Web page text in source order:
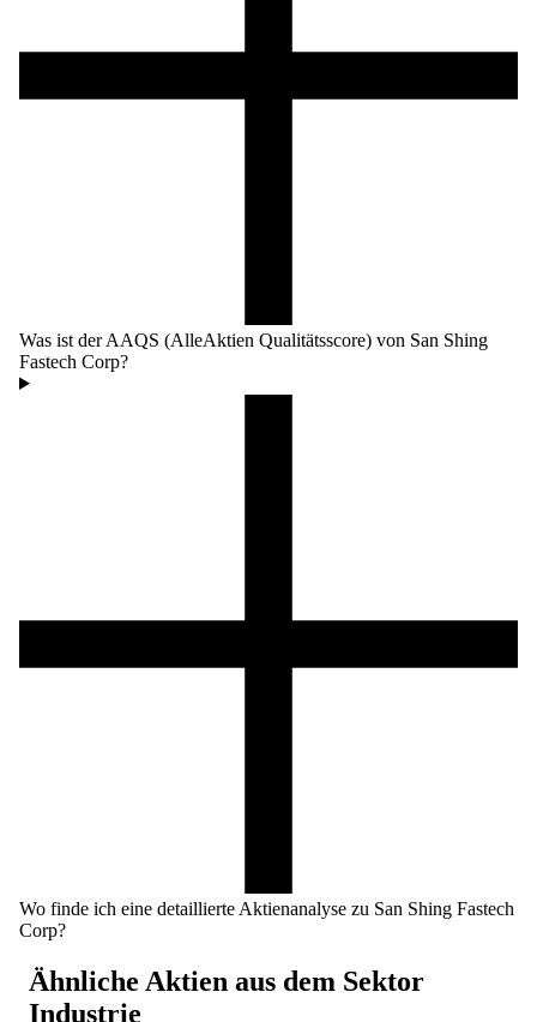
Was ist der AAQS (AlleAktien Qualitätsscore) von San Shing
Fastech Corp?
Wo finde ich eine detaillierte Aktienanalyse zu San Shing Fastech
Corp?
Ähnliche Aktien aus dem Sektor
Industrie